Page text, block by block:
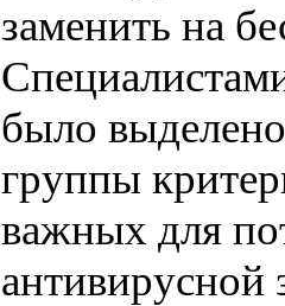
заменить на
было
группы
важных для
антивирусной